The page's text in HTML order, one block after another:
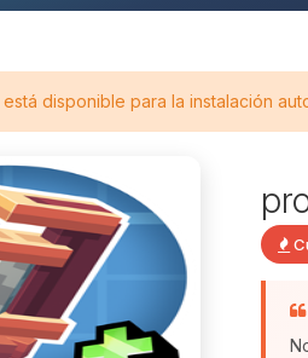
disponible para la instalación